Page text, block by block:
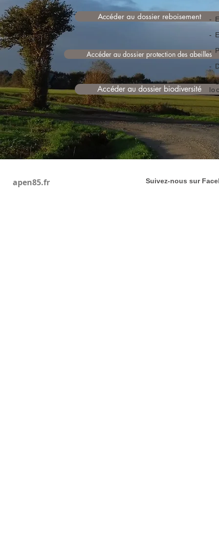
Accéder au dossier reboisement
Accéder au dossier protection des abeilles
Accéder au dossier biodiversité
-
-
-
-
-
apen85.fr Suivez-nous sur